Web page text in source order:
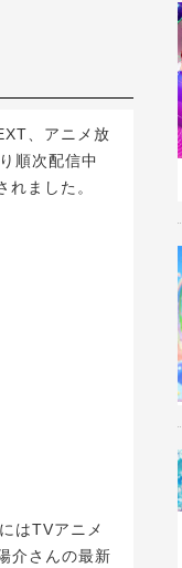
、アニメ放
順次配信中
ました。
はTVアニメ
介さんの最新